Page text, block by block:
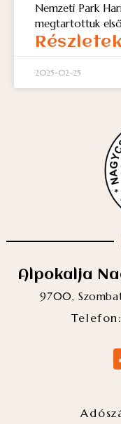
Nemzeti Park
megtartottuk
2025-02-25
Alpokalja
9700,